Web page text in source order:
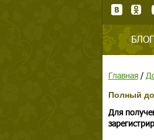
БЛОГ
Главная/
Полный
Для